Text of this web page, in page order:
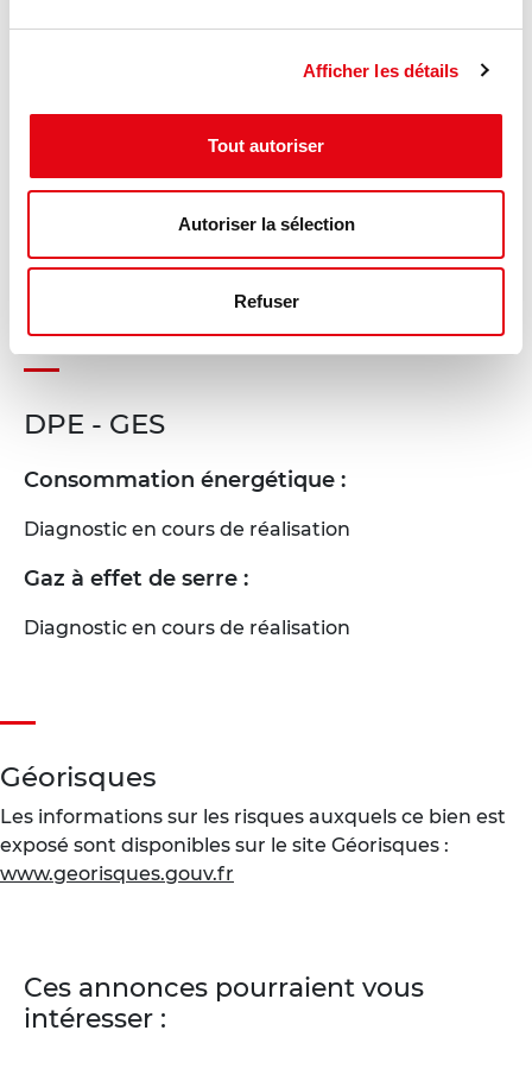
Afficher les détails
Tout autoriser
Autoriser la sélection
Refuser
DPE - GES
Consommation énergétique :
Diagnostic en cours de réalisation
Gaz à effet de serre :
Diagnostic en cours de réalisation
Géorisques
Les informations sur les risques auxquels ce bien est
exposé sont disponibles sur le site Géorisques :
www.georisques.gouv.fr
Ces annonces pourraient vous
intéresser :